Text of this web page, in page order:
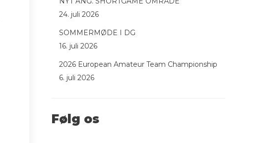
24. juli 2026
SOMMERMØDE I DG
16. juli 2026
2026 European Amateur Team Championship
6. juli 2026
Følg os